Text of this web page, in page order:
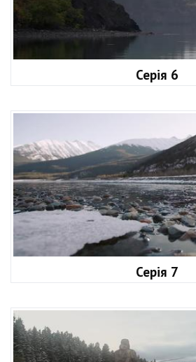
Серія 6
Серія 7